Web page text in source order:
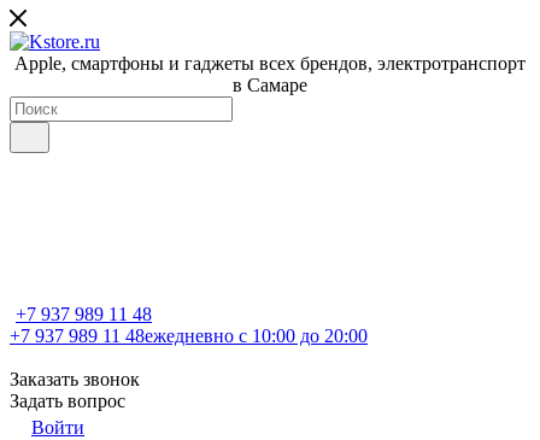
Apple, cмартфоны и гаджеты всех брендов, электротранспорт
в Самаре
+7 937 989 11 48
+7 937 989 11 48ежедневно с 10:00 до 20:00
Заказать звонок
Задать вопрос
Войти